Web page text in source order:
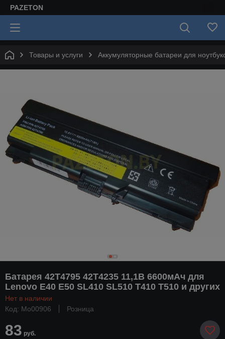
PAZETON
Товары и услуги Аккумуляторные батареи для
Батарея 42T4795 42T4235 11,1В 6600мАч для
Lenovo E40 E50 SL410 SL510 T410 T510 и других
Нет в наличии
Код: Mo00906
Розница
83 руб.